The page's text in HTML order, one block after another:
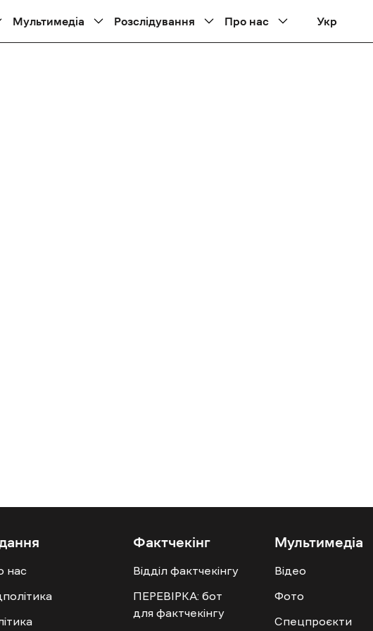
Мультимедіа Розслідування Про нас Укр
нас
Фактчекінг
Відділ фактчекінгу
ПЕРЕВІРКА: бот
для фактчекінгу
Мультимедіа
Відео
Фото
Спецпроєкти